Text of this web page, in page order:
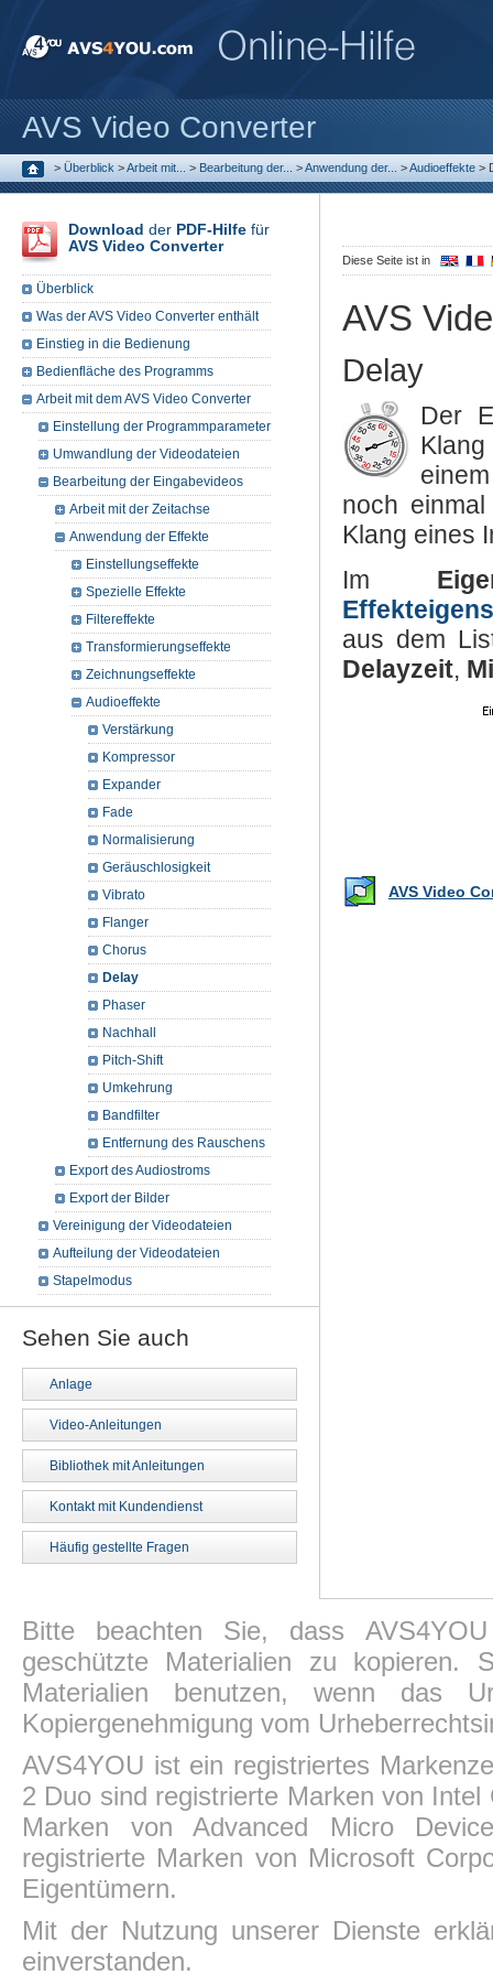
AVS Video Converter
> Überblick >Arbeit mit... > Bearbeitung der... >Anwendung der... >Audioeffekte >
Diese Seite ist in
AVS
Delay
Der
noch
Klang eines
Im
aus dem
Delayzeit,
AVS Video
Download der PDF-Hilfe für
AVS Video Converter
Überblick
Was der AVS Video Converter enthält
Einstieg in die Bedienung
Bedienfläche des Programms
Arbeit mit dem AVS Video Converter
Einstellung der Programmparameter
Umwandlung der Videodateien
Bearbeitung der Eingabevideos
Arbeit mit der Zeitachse
Anwendung der Effekte
Einstellungseffekte
Spezielle Effekte
Filtereffekte
Transformierungseffekte
Zeichnungseffekte
Audioeffekte
Verstärkung
Kompressor
Expander
Fade
Normalisierung
Geräuschlosigkeit
Vibrato
Flanger
Chorus
Delay
Phaser
Nachhall
Pitch-Shift
Umkehrung
Bandfilter
Entfernung des Rauschens
Export des Audiostroms
Export der Bilder
Vereinigung der Videodateien
Aufteilung der Videodateien
Stapelmodus
Sehen Sie auch
Anlage
Video-Anleitungen
Bibliothek mit Anleitungen
Kontakt mit Kundendienst
Häufig gestellte Fragen
Bitte beachten Sie, dass
geschützte Materialien zu kopieren.
Materialien benutzen, wenn das
Kopiergenehmigung vom
AVS4YOU ist ein registriertes
2 Duo sind registrierte Marken von
Marken von Advanced Micro
registrierte Marken von Microsoft
Eigentümern.
Mit der Nutzung unserer Dienste
einverstanden.